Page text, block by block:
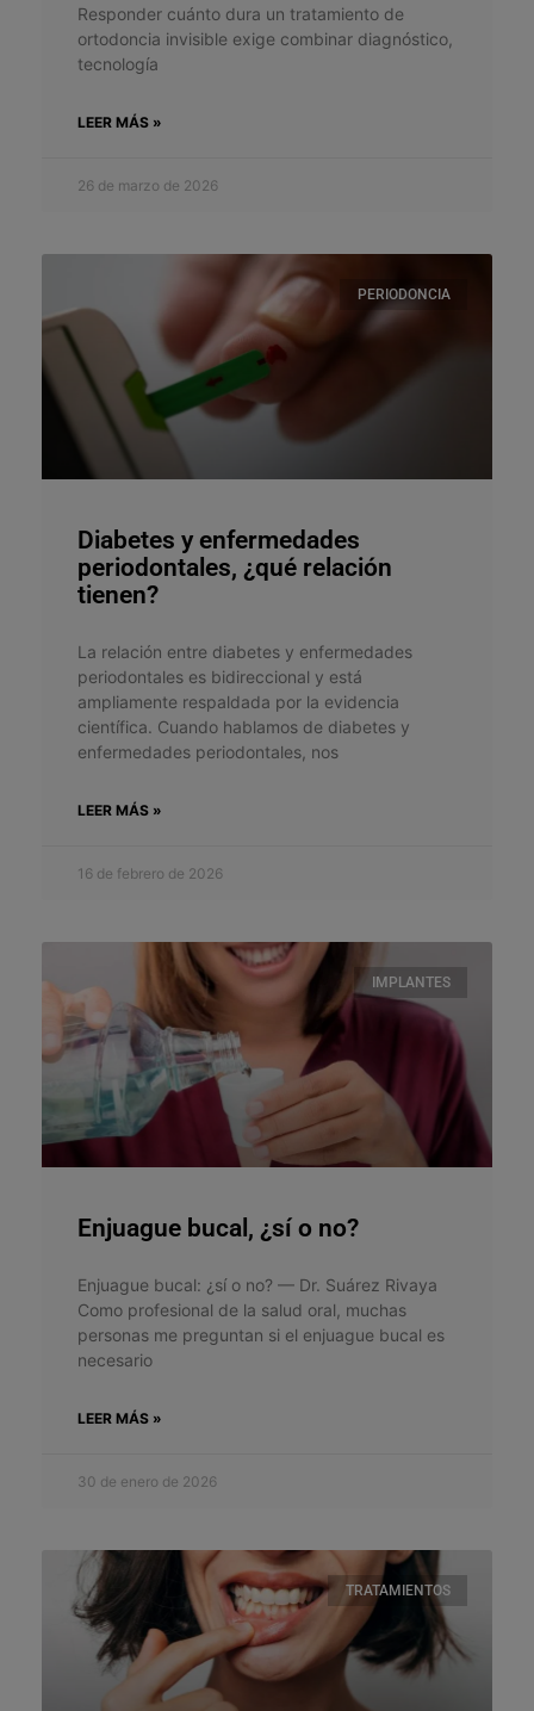
Responder cuánto dura un tratamiento de
ortodoncia invisible exige combinar diagnóstico,
tecnología
LEER MÁS »
26 de marzo de 2026
PERIODONCIA
Diabetes y enfermedades
periodontales, ¿qué relación
tienen?
La relación entre diabetes y enfermedades
periodontales es bidireccional y está
ampliamente respaldada por la evidencia
científica. Cuando hablamos de diabetes y
enfermedades periodontales, nos
LEER MÁS »
16 de febrero de 2026
IMPLANTES
Enjuague bucal, ¿sí o no?
Enjuague bucal: ¿sí o no? — Dr. Suárez Rivaya
Como profesional de la salud oral, muchas
personas me preguntan si el enjuague bucal es
necesario
LEER MÁS »
30 de enero de 2026
TRATAMIENTOS